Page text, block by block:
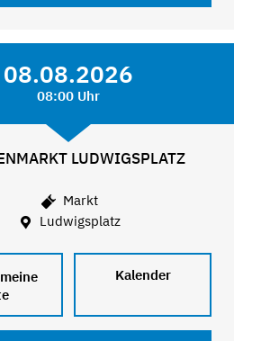
08.08.2026
08:00 Uhr
LUDWIGSPLATZ
Markt
Ludwigsplatz
Kalender